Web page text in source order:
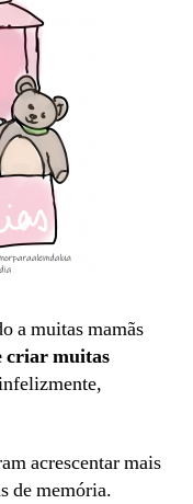
a muitas mamãs
criar muitas
acrescentar mais
de memória.